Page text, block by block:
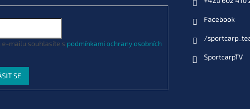
e-mailu souhlasíte s podmínkami ochrany osobních
SE
Facebook
/
SportcarpTV